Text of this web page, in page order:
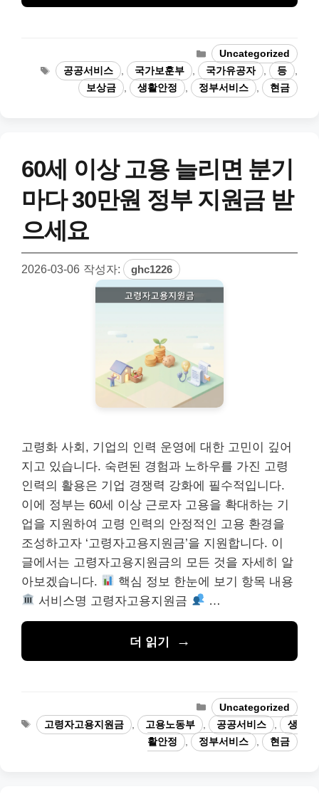
카
테
고
리
Uncategorized
태
그
공공서비스 , 국가보훈부 , 국가유공자 , 등
,
보상금
, 생활안정 , 정부서비스 , 현금
60세 이상 고용 늘리면 분기
마다 30만원 정부 지원금 받
으세요
2026-03-06 작성자: ghc1226
고령화 사회, 기업의 인력 운영에 대한 고민이 깊어
지고 있습니다. 숙련된 경험과 노하우를 가진 고령
인력의 활용은 기업 경쟁력 강화에 필수적입니다.
이에 정부는 60세 이상 근로자 고용을 확대하는 기
업을 지원하여 고령 인력의 안정적인 고용 환경을
조성하고자 ‘고령자고용지원금’을 지원합니다. 이
글에서는 고령자고용지원금의 모든 것을 자세히 알
아보겠습니다.
핵심 정보 한눈에 보기 항목 내용
서비스명 고령자고용지원금
…
더 읽기
카
테
고
리
Uncategorized
태
그
고령자고용지원금 고용노동부 공공서비스
생
활안정
정부서비스 현금